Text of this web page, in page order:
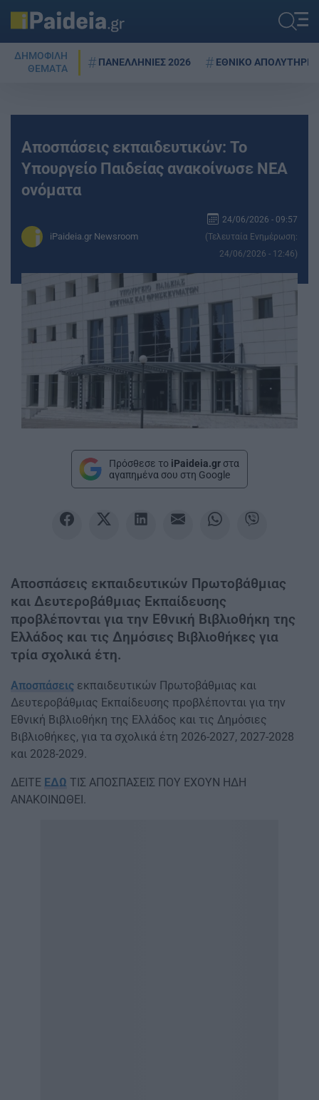
ΔΗΜΟΦΙΛΗ
ΘΕΜΑΤΑ
ΠΑΝΕΛΛΗΝΙΕΣ 2026 ΕΘΝΙΚΟ ΑΠΟΛΥΤΗΡΙΟ
Αποσπάσεις εκπαιδευτικών: Το
Υπουργείο Παιδείας ανακοίνωσε ΝΕΑ
ονόματα
iPaideia.gr Newsroom
24/06/2026 - 09:57
(Τελευταία Ενημέρωση:
24/06/2026 - 12:46)
Πρόσθεσε το iPaideia.gr στα
αγαπημένα σου στη Google
Αποσπάσεις εκπαιδευτικών Πρωτοβάθμιας
και Δευτεροβάθμιας Εκπαίδευσης
προβλέπονται για την Εθνική Βιβλιοθήκη της
Ελλάδος και τις Δημόσιες Βιβλιοθήκες για
τρία σχολικά έτη.
Αποσπάσεις εκπαιδευτικών Πρωτοβάθμιας και
Δευτεροβάθμιας Εκπαίδευσης προβλέπονται για την
Εθνική Βιβλιοθήκη της Ελλάδος και τις Δημόσιες
Βιβλιοθήκες, για τα σχολικά έτη 2026-2027, 2027-2028
και 2028-2029.
ΔΕΙΤΕ ΕΔΩ ΤΙΣ ΑΠΟΣΠΑΣΕΙΣ ΠΟΥ ΕΧΟΥΝ ΗΔΗ
ΑΝΑΚΟΙΝΩΘΕΙ.